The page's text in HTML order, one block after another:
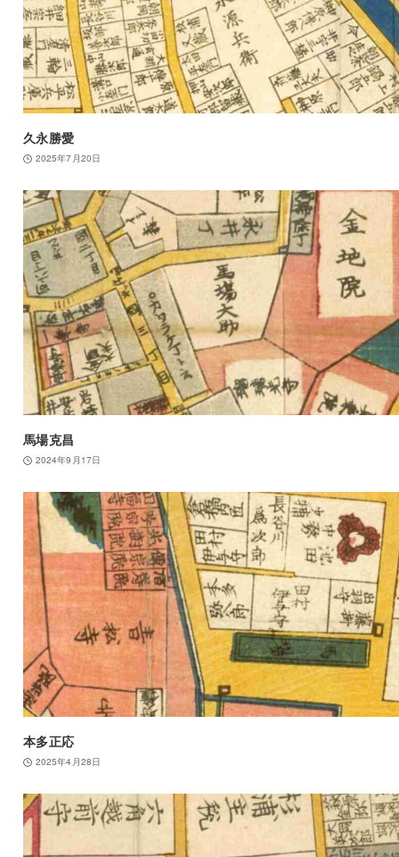
久永勝愛
2025年7月20日
馬場克昌
2024年9月17日
本多正応
2025年4月28日